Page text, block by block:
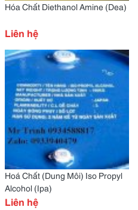
Hóa Chất Diethanol Amine (Dea)
Liên hệ
Hoá Chất (Dung Môi) Iso Propyl
Alcohol (Ipa)
Liên hệ